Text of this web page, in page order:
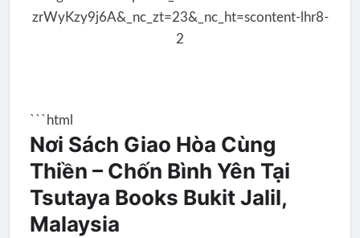
```html
Nơi Sách Giao Hòa Cùng
Thiền – Chốn Bình Yên Tại
Tsutaya Books Bukit Jalil,
Malaysia